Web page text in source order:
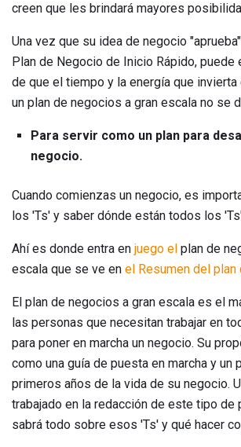
creen que les brindará mayores
Una vez que su idea de negocio
Plan de Negocio de Inicio Rápido, puede
de que el tiempo y la energía que
un plan de negocios a gran escala no se
Para servir como un plan para
negocio.
Cuando comienzas un negocio, es
los 'Ts' y saber dónde están todos los
Ahí es donde entra en juego el plan de
escala que se ve en el Resumen del
El plan de negocios a gran escala es el
las personas que necesitan trabajar en
para poner en marcha un negocio. Su
como una guía de puesta en marcha y un
primeros años de la vida de su negocio.
trabajado en la redacción de este tipo de
sabrá todo sobre esos 'Ts' y qué hacer